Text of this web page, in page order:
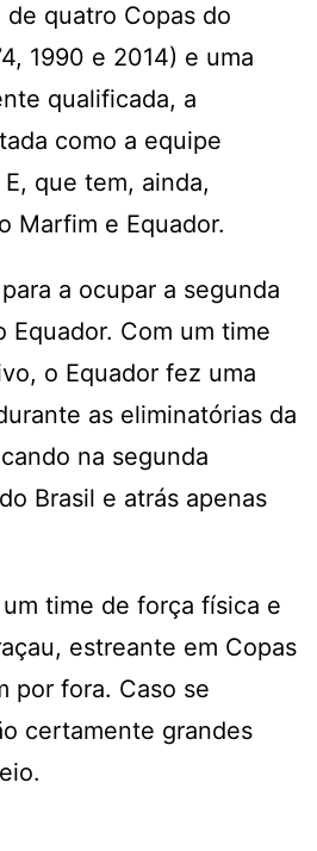
quatro Copas do
1990 e 2014) e uma
qualificada, a
como a equipe
que tem, ainda,
Marfim e Equador.
a ocupar a segunda
Equador. Com um time
o Equador fez uma
as eliminatórias da
na segunda
Brasil e atrás apenas
time de força física e
estreante em Copas
por fora. Caso se
certamente grandes